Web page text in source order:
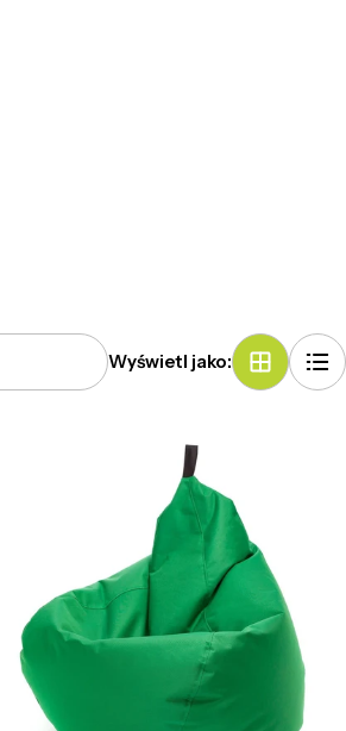
Wyświetl jako: